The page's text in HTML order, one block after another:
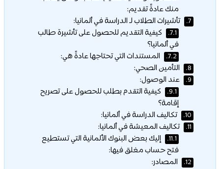
منك عادةً تقديم:
7. تأشيرات الطلاب لـ الدراسة في ألمانيا:
7.1.
كيفية التقديم للحصول على تأشيرة طالب
في ألمانيا؟
7.2. المستندات التي تحتاجها عادةً هي:
8. التأمين الصحي:
9. عند الوصول:
9.1.
كيفية التقدم بطلب للحصول على تصريح
إقامة؟
10. تكاليف الدراسة في ألمانيا:
11. تكاليف المعيشة في ألمانيا:
11.1.
إليك بعض البنوك الألمانية التي تستطيع
فتح حساب مغلق فيها:
12. المصادر: